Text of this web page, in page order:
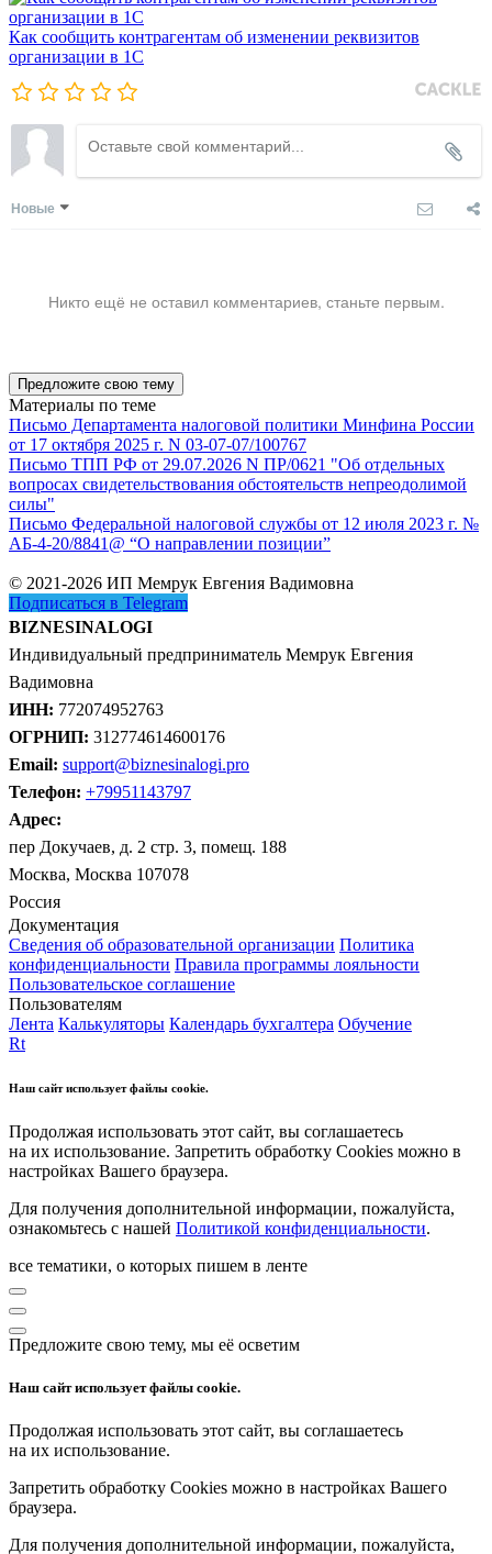
Как сообщить контрагентам об изменении реквизитов
организации в 1C
Новые
Никто ещё не оставил комментариев, станьте первым.
Предложите свою тему
Материалы по теме
Письмо Департамента налоговой политики Минфина России
от 17 октября 2025 г. N 03-07-07/100767
Письмо ТПП РФ от 29.07.2026 N ПР/0621 "Об отдельных
вопросах свидетельствования обстоятельств непреодолимой
силы"
Письмо Федеральной налоговой службы от 12 июля 2023 г. №
АБ-4-20/8841@ “О направлении позиции”
© 2021-2026 ИП Мемрук Евгения Вадимовна
Подписаться в Telegram
BIZNESINALOGI
Индивидуальный предприниматель Мемрук Евгения
Вадимовна
ИНН: 772074952763
ОГРНИП: 312774614600176
Email: support@biznesinalogi.pro
Телефон: +79951143797
Адрес:
пер Докучаев, д. 2 стр. 3, помещ. 188
Москва, Москва 107078
Россия
Документация
Сведения об образовательной организации Политика
конфиденциальности Правила программы лояльности
Пользовательское соглашение
Пользователям
Лента Калькуляторы Календарь бухгалтера Обучение
Rt
Наш сайт использует файлы cookie.
Продолжая использовать этот сайт, вы соглашаетесь
на их использование. Запретить обработку Cookies можно в
настройках Вашего браузера.
Для получения дополнительной информации, пожалуйста,
ознакомьтесь с нашей Политикой конфиденциальности.
все тематики, о которых пишем в ленте
Предложите свою тему, мы её осветим
Наш сайт использует файлы cookie.
Продолжая использовать этот сайт, вы соглашаетесь
на их использование.
Запретить обработку Cookies можно в настройках Вашего
браузера.
Для получения дополнительной информации, пожалуйста,